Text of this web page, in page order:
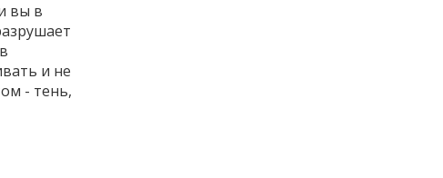
вы в
и не
- тень,